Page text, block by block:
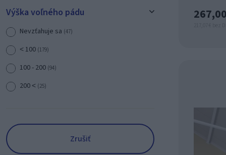
Výška voľného pádu
Nevzťahuje sa (47)
˂ 100 (179)
100 - 200 (94)
200 ˂ (25)
Zrušiť